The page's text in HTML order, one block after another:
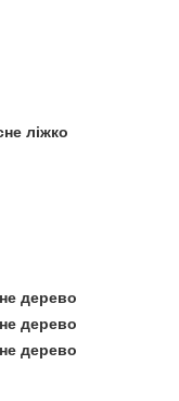
ліжко
дерево
дерево
дерево